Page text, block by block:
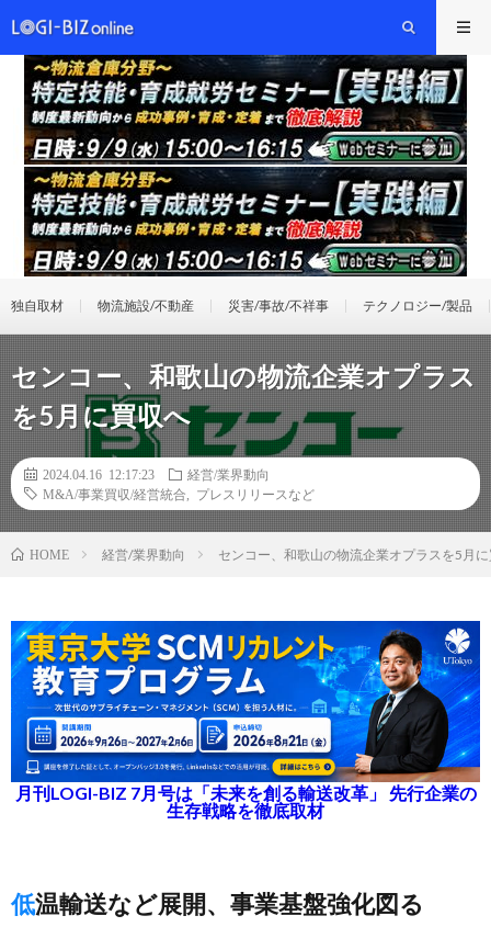
独自取材 物流施設/不動産 災害/事故/不祥事 テクノロジー/製品
センコー、和歌山の物流企業オプラス
を5月に買収へ
2024.04.16 12:17:23
経営/業界動向
M&A/事業買収/経営統合
プレスリリースなど
HOME 経営/業界動向 センコー、和歌山の物流企業オプラスを5月
月刊LOGI-BIZ 7月号は「未来を創る輸送改革」 先行企業の
生存戦略を徹底取材
低温輸送など展開、事業基盤強化図る